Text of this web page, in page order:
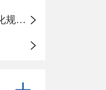
基层政务公开标准化规范化